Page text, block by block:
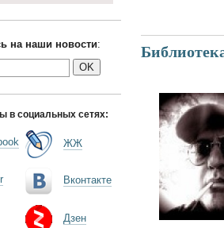
на наши новости:
OK
в социальных сетях:
ЖЖ
Вконтакте
Дзен